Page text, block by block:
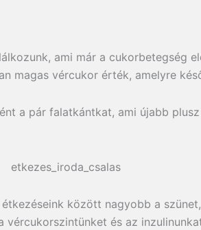
ami már a cukorbetegség
magas vércukor érték, amelyre
a pár falatkántkat, ami újabb
között nagyobb a
és az